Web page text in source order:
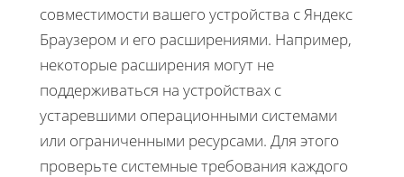
совместимости вашего устройства с Яндекс
Браузером и его расширениями. Например,
некоторые расширения могут не
поддерживаться на устройствах с
устаревшими операционными системами
или ограниченными ресурсами. Для этого
проверьте системные требования каждого